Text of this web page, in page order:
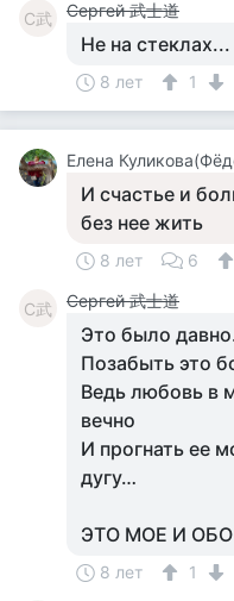
С武 Сергей 武士道
Не на
8 лет 1
Елена
И счастье и
без нее жить
8 лет 6
С武 Сергей 武士道
Это было
Позабыть это
Ведь любовь в
вечно
И прогнать ее
дугу…
ЭТО МОЕ И
8 лет
1